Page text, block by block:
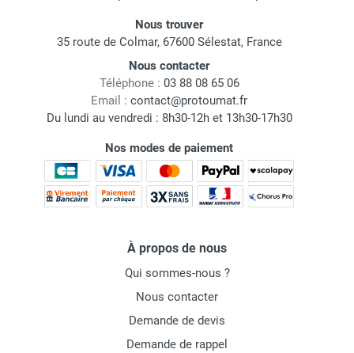
Nous trouver
35 route de Colmar, 67600 Sélestat, France
Nous contacter
Téléphone : 03 88 08 65 06
Email : contact@protoumat.fr
Du lundi au vendredi : 8h30-12h et 13h30-17h30
Nos modes de paiement
À propos de nous
Qui sommes-nous ?
Nous contacter
Demande de devis
Demande de rappel